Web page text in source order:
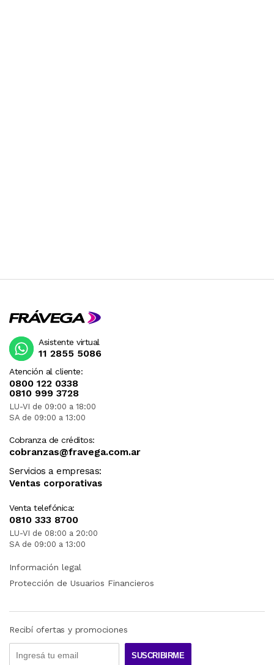
Atención al cliente:
0800 122 0338
0810 999 3728
LU-VI de 09:00 a 18:00
SA de 09:00 a 13:00
Cobranza de créditos:
cobranzas@fravega.com.ar
Servicios a empresas:
Ventas corporativas
Venta telefónica:
0810 333 8700
LU-VI de 08:00 a 20:00
SA de 09:00 a 13:00
Asistente virtual
11 2855 5086
Información legal
Protección de Usuarios Financieros
Recibí ofertas y promociones
SUSCRIBIRME